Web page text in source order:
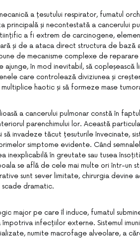
a țesutului respirator, fumatul
principală și necontestată a cancerului
a fi extrem de carcinogene,
și de a ataca direct structura de bază
de mecanisme complexe de
în mod inevitabil, să copleșească
care controlează diviziunea și
haotic și să formeze mase
a cancerului pulmonar constă în
parenchimului lor. Această
să invadeze tăcut țesuturile învecinate,
simptome evidente. Când
inexplicabilă în greutate sau tusea
se află de cele mai multe ori într-un
sunt sever limitate, chirurgia devine
dramatic.
major pe care îl induce, fumatul
împotriva infecțiilor externe. Sistemul
numite macrofage alveolare, a